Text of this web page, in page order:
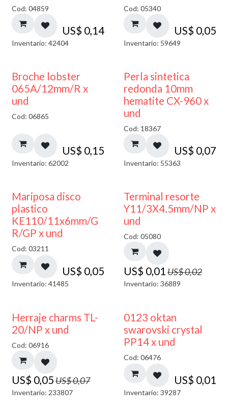
Cod: 04859
US$ 0,14
Inventario: 42404
Cod: 05340
US$ 0,05
Inventario: 59649
Broche lobster
065A/12mm/R x
und
Cod: 06865
US$ 0,15
Inventario: 62002
Perla sintetica
redonda 10mm
hematite CX-960 x
und
Cod: 18367
US$ 0,07
Inventario: 55363
Mariposa disco
plastico
KE110/11x6mm/G
R/GP x und
Cod: 03211
US$ 0,05
Inventario: 41485
50% DESCUENTO
Terminal resorte
Y11/3X4.5mm/NP x
und
Cod: 05080
US$ 0,01US$0,02
Inventario: 36889
40% DESCUENTO
Herraje charms TL-
20/NP x und
Cod: 06916
US$ 0,05US$0,07
Inventario: 233807
0123 oktan
swarovski crystal
PP14 x und
Cod: 06476
US$ 0,01
Inventario: 39287